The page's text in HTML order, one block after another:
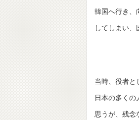
韓国へ行き、
してしまい、
当時、役者と
日本の多くの
思うが、残念